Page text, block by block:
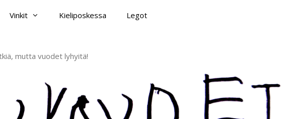
Vinkit Kieliposkessa Legot
mutta vuodet lyhyitä!